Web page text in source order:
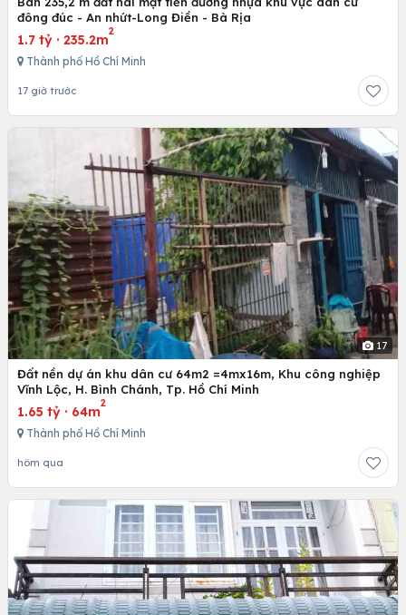
đông đúc - An nhứt-Long Điền - Bà Rịa
1.7 tỷ · 235.2m
2
Thành phố Hồ Chí Minh
17 giờ trước
17
Đất nền dự án khu dân cư 64m2 =4mx16m, Khu công nghiệp
Vĩnh Lộc, H. Bình Chánh, Tp. Hồ Chí Minh
1.65 tỷ · 64m
2
Thành phố Hồ Chí Minh
hôm qua